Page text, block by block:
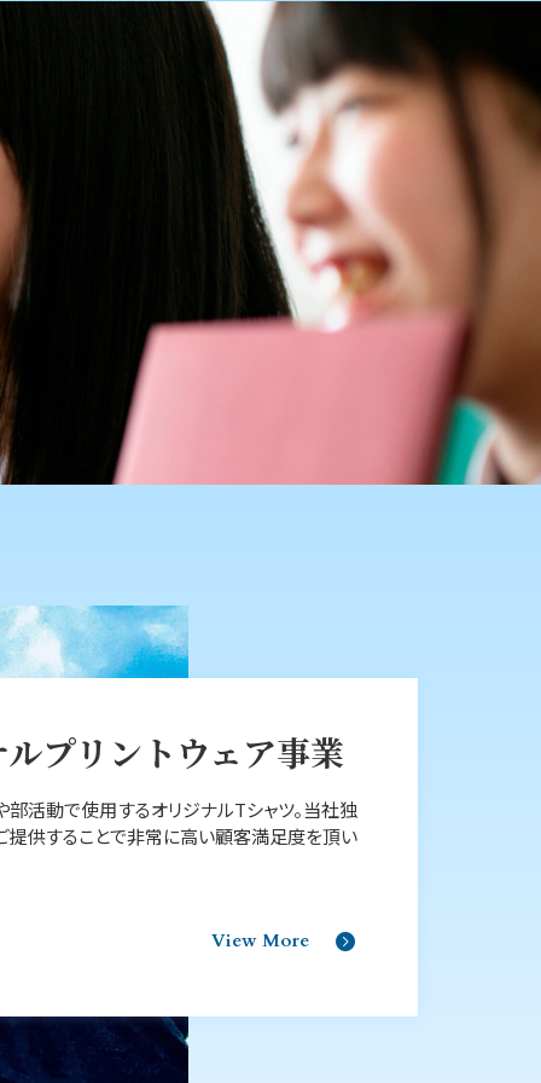
プリントウェア事業
活動で使⽤するオリジナルTシャツ。当社独
提供することで⾮常に⾼い顧客満⾜度を頂い
View More